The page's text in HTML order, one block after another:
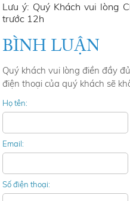
Lưu ý: Quý Khách vui lòng
trước 12h
BÌNH LUẬN
Quý khách vui lòng điền đầy
điện thoại của quý khách sẽ
Họ tên:
Email:
Số điện thoại: